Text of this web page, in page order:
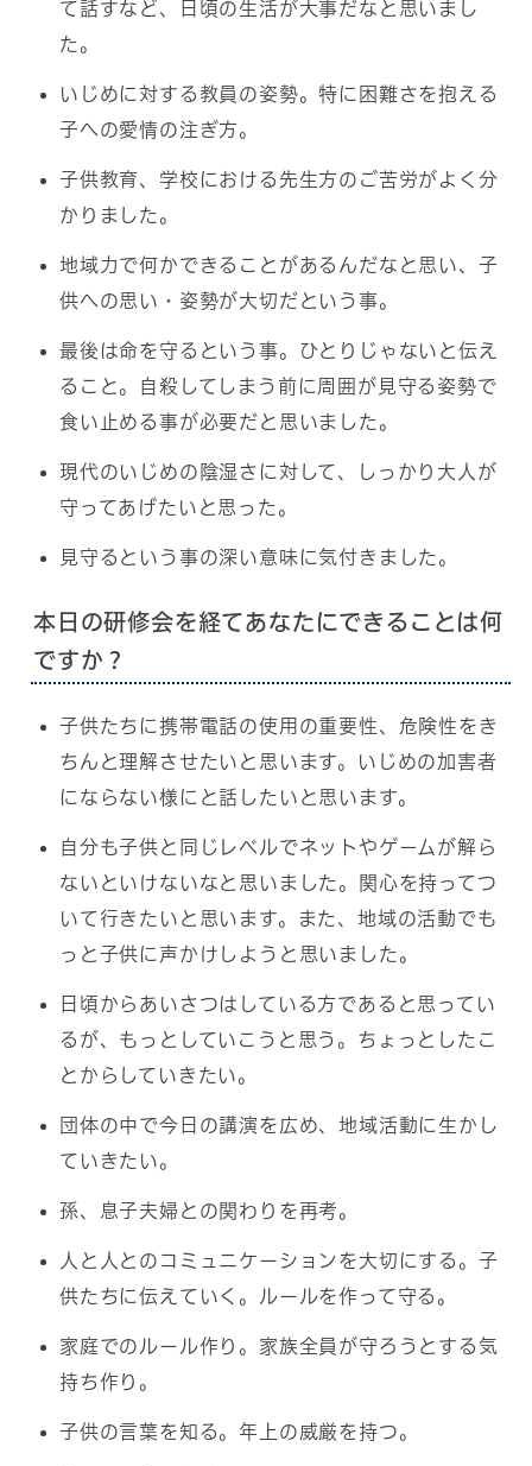
て話すなど、日頃の生活が大事だなと思いまし
た。
いじめに対する教員の姿勢。特に困難さを抱える
子への愛情の注ぎ方。
子供教育、学校における先生方のご苦労がよく分
かりました。
地域力で何かできることがあるんだなと思い、子
供への思い・姿勢が大切だという事。
最後は命を守るという事。ひとりじゃないと伝え
ること。自殺してしまう前に周囲が見守る姿勢で
食い止める事が必要だと思いました。
現代のいじめの陰湿さに対して、しっかり大人が
守ってあげたいと思った。
見守るという事の深い意味に気付きました。
本日の研修会を経てあなたにできることは何
ですか？
子供たちに携帯電話の使用の重要性、危険性をき
ちんと理解させたいと思います。いじめの加害者
にならない様にと話したいと思います。
自分も子供と同じレベルでネットやゲームが解ら
ないといけないなと思いました。関心を持ってつ
いて行きたいと思います。また、地域の活動でも
っと子供に声かけしようと思いました。
日頃からあいさつはしている方であると思ってい
るが、もっとしていこうと思う。ちょっとしたこ
とからしていきたい。
団体の中で今日の講演を広め、地域活動に生かし
ていきたい。
孫、息子夫婦との関わりを再考。
人と人とのコミュニケーションを大切にする。子
供たちに伝えていく。ルールを作って守る。
家庭でのルール作り。家族全員が守ろうとする気
持ち作り。
子供の言葉を知る。年上の威厳を持つ。